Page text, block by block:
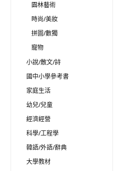
園林藝術
時尚/美妝
拼圖/數獨
寵物
小說/散文/詩
國中小學參考書
家庭生活
幼兒/兒童
經濟經營
科學/工程學
韓語/外語/辭典
大學教材